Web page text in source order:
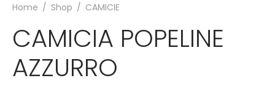
Home / Shop / CAMICIE
CAMICIA POPELINE
AZZURRO